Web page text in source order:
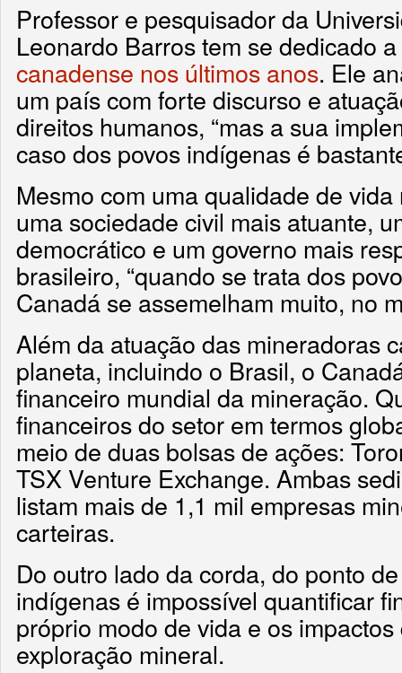
Professor e pesquisador da
Leonardo Barros tem se dedicado a
canadense nos últimos anos. Ele
um país com forte discurso e
direitos humanos, “mas a sua
caso dos povos indígenas é
Mesmo com uma qualidade de
uma sociedade civil mais atuante,
democrático e um governo mais
brasileiro, “quando se trata dos
Canadá se assemelham muito, no
Além da atuação das mineradoras
planeta, incluindo o Brasil, o
financeiro mundial da mineração.
financeiros do setor em termos
meio de duas bolsas de ações:
TSX Venture Exchange. Ambas
listam mais de 1,1 mil empresas
carteiras.
Do outro lado da corda, do ponto
indígenas é impossível quantificar
próprio modo de vida e os
exploração mineral.